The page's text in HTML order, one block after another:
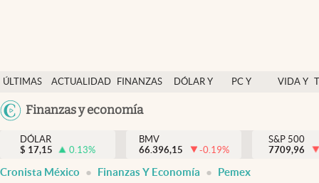
ÚLTIMAS
NOTICIAS
ACTUALIDAD
FINANZAS
DÓLAR Y
PC Y
VIDA Y
México
Finanzas y economía
Actualidad
Finanzas y economía
Dólar y mercados
DÓLAR
$ 17,15 0.13%
BMV
66.396,15
-0.19%
S&P 500
7709,96
Cronista México Finanzas Y Economía Pemex